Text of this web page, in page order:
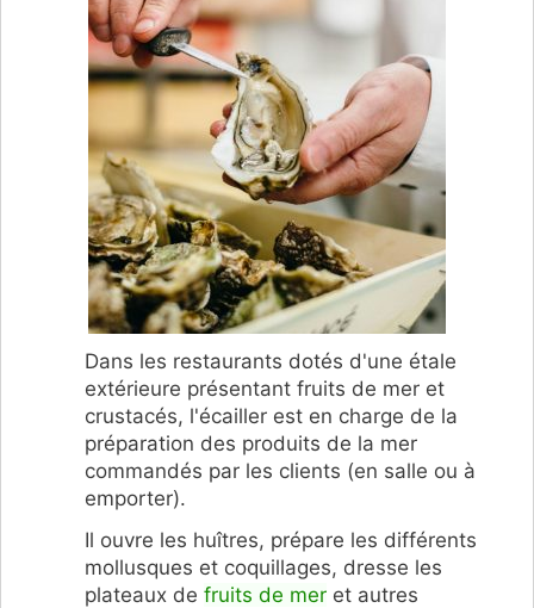
Dans les restaurants dotés d'une étale
extérieure présentant fruits de mer et
crustacés, l'écailler est en charge de la
préparation des produits de la mer
commandés par les clients (en salle ou à
emporter).
Il ouvre les huîtres, prépare les différents
mollusques et coquillages, dresse les
plateaux de fruits de mer et autres